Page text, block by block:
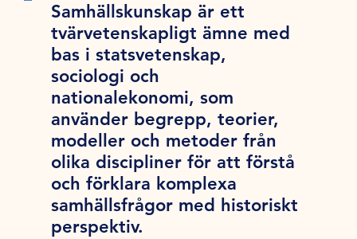
Samhällskunskap är ett
tvärvetenskapligt ämne med
bas i statsvetenskap,
sociologi och
nationalekonomi, som
använder begrepp, teorier,
modeller och metoder från
olika discipliner för att förstå
och förklara komplexa
samhällsfrågor med historiskt
perspektiv.